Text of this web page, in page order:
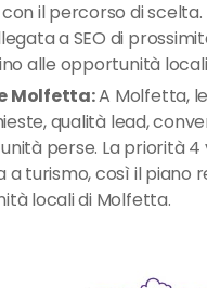
il percorso di scelta.
a SEO di
alle opportunità
Molfetta:A Molfetta,
qualità lead,
perse. La priorità 4
a turismo, così il piano
locali di Molfetta.